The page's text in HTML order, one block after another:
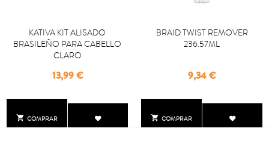
 COMPRAR
KATIVA KIT ALISADO
BRASILEÑO PARA CABELLO
CLARO
Precio
13,99 €
 COMPRAR
BRAID TWIST REMOVER
236.57ML
Precio
9,34 €